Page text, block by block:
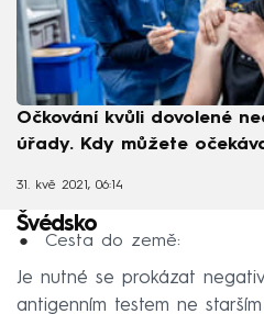
Očkování kvůli dovolené
úřady. Kdy můžete
31. kvě 2021, 06:14
Švédsko
Cesta do země:
Je nutné se prokázat
antigenním testem ne